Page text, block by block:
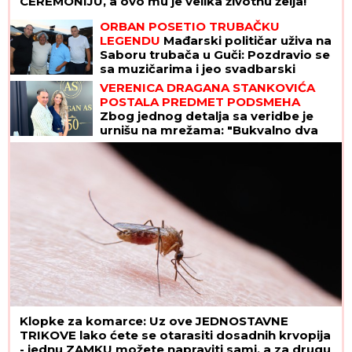
posle" ne može da se prenebegne -
vojvotkinja pokrenula trend u
estetskoj hirurgiji
"KAD GOD SAM U KRIZI..."
Objava Milice Veličković
DIGLA BURU na mrežama, pokazala KAKO SE
ČASTI par dana nakon SUKOBA sa Terzom
(FOTO)
Muškarci rođeni u ovih 5 znakova su
NAJVEĆE ŠKRTICE: Od njih nećete
dobiti cveće, a teško da će vam i
KAFU PLATITI
(FOTO) SVI GLEDAJU U SARU JO!